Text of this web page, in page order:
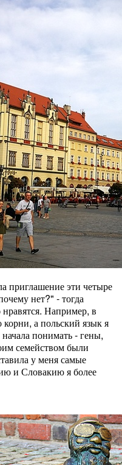
приглашение эти четыре
нет?" - тогда
Например, в
а польский язык я
понимать - гены,
семейством были
у меня самые
и Словакию я более